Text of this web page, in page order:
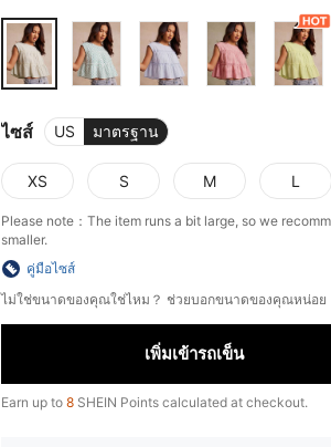
ไซส์ US มาตรฐาน
XS S M L
Please note：The item runs a bit large, so we
smaller.
คู่มือไซส์
ไม่ใช่ขนาดของคุณใช่ไหม？ ช่วยบอกขนาดของคุณหน่อย
เพิ่มเข้ารถเข็น
Earn up to 8 SHEIN Points calculated at checkout.